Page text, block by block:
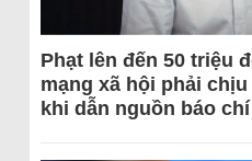
Phạt lên đến 50 triệu
mạng xã hội phải
khi dẫn nguồn báo chí